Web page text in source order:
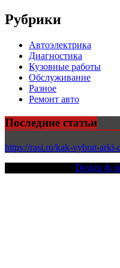
Рубрики
Автоэлектрика
Диагностика
Кузовные работы
Обслуживание
Разное
Ремонт авто
Последние статьи
https://rasi.ru/kak-vybrat-
Design &